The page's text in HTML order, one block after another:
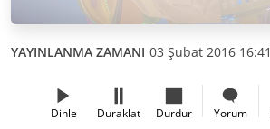
YAYINLANMA ZAMANI 03 Şubat 2016 16:41
Dinle Duraklat Durdur Yorum